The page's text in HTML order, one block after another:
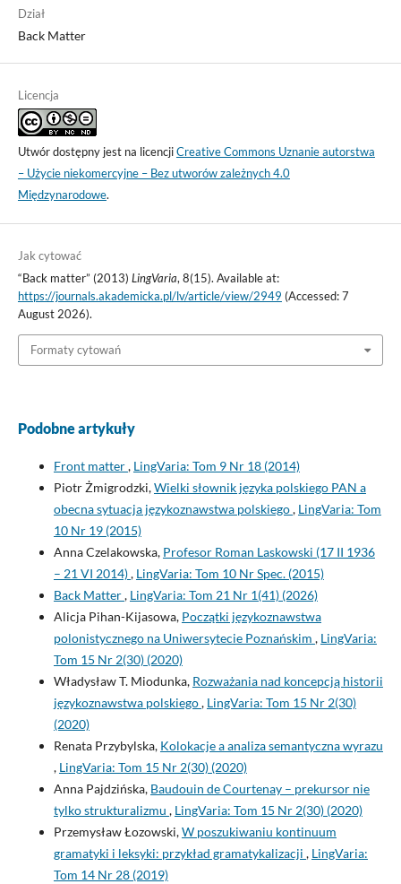
Dział
Back Matter
Licencja
Utwór dostępny jest na licencjiCreative Commons Uznanie autorstwa
– Użycie niekomercyjne – Bez utworów zależnych 4.0
Międzynarodowe.
Jak cytować
“Back matter” (2013) LingVaria, 8(15). Available at:
https://journals.akademicka.pl/lv/article/view/2949 (Accessed: 7
August 2026).
Formaty cytowań
Podobne artykuły
Front matter, LingVaria: Tom 9 Nr 18 (2014)
Piotr Żmigrodzki,Wielki słownik języka polskiego PAN a
obecna sytuacja językoznawstwa polskiego, LingVaria: Tom
10 Nr 19 (2015)
Anna Czelakowska, Profesor Roman Laskowski (17 II 1936
– 21 VI 2014), LingVaria: Tom 10 Nr Spec. (2015)
Back Matter, LingVaria: Tom 21 Nr 1(41) (2026)
Alicja Pihan-Kijasowa, Początki językoznawstwa
polonistycznego na Uniwersytecie Poznańskim , LingVaria:
Tom 15 Nr 2(30) (2020)
Władysław T. Miodunka, Rozważania nad koncepcją historii
językoznawstwa polskiego, LingVaria: Tom 15 Nr 2(30)
(2020)
Renata Przybylska, Kolokacje a analiza semantyczna wyrazu
, LingVaria: Tom 15 Nr 2(30) (2020)
Anna Pajdzińska, Baudouin de Courtenay – prekursor nie
tylko strukturalizmu , LingVaria: Tom 15 Nr 2(30) (2020)
Przemysław Łozowski,W poszukiwaniu kontinuum
gramatyki i leksyki: przykład gramatykalizacji , LingVaria:
Tom 14 Nr 28 (2019)